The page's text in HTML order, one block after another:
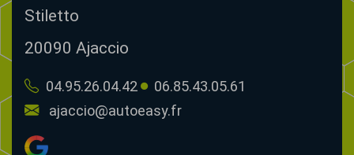
Stiletto
20090 Ajaccio
04.95.26.04.42
06.85.43.05.61
ajaccio@autoeasy.fr